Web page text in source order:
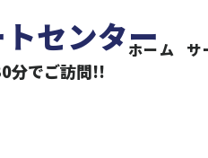
センター
分でご訪問!!
ホーム サ